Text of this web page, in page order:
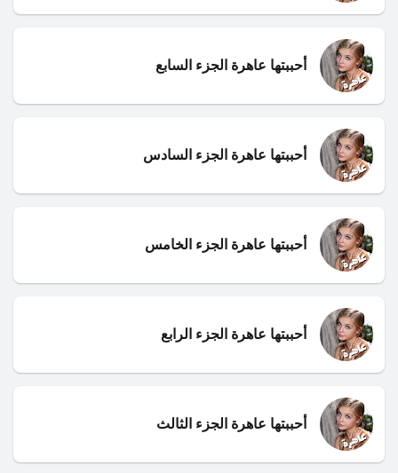
أحببتها عاهرة الجزء السابع
أحببتها عاهرة الجزء السادس
أحببتها عاهرة الجزء الخامس
أحببتها عاهرة الجزء الرابع
أحببتها عاهرة الجزء الثالث